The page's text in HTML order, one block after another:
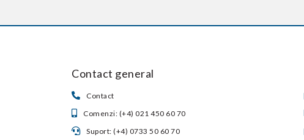
Contact general
Contact
Comenzi: (+4) 021 450 60 70
Suport: (+4) 0733 50 60 70